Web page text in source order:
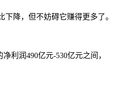
降‌，但不妨碍它赚得更多了。
利润490亿元-530亿元之间，